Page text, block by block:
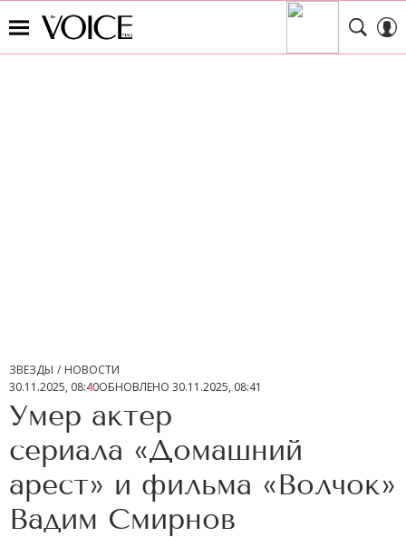
ЗВЕЗДЫ
НОВОСТИ
30.11.2025, 08:40ОБНОВЛЕНО 30.11.2025, 08:41
Умер актер
сериала «Домашний
арест» и фильма «Волчок»
Вадим Смирнов